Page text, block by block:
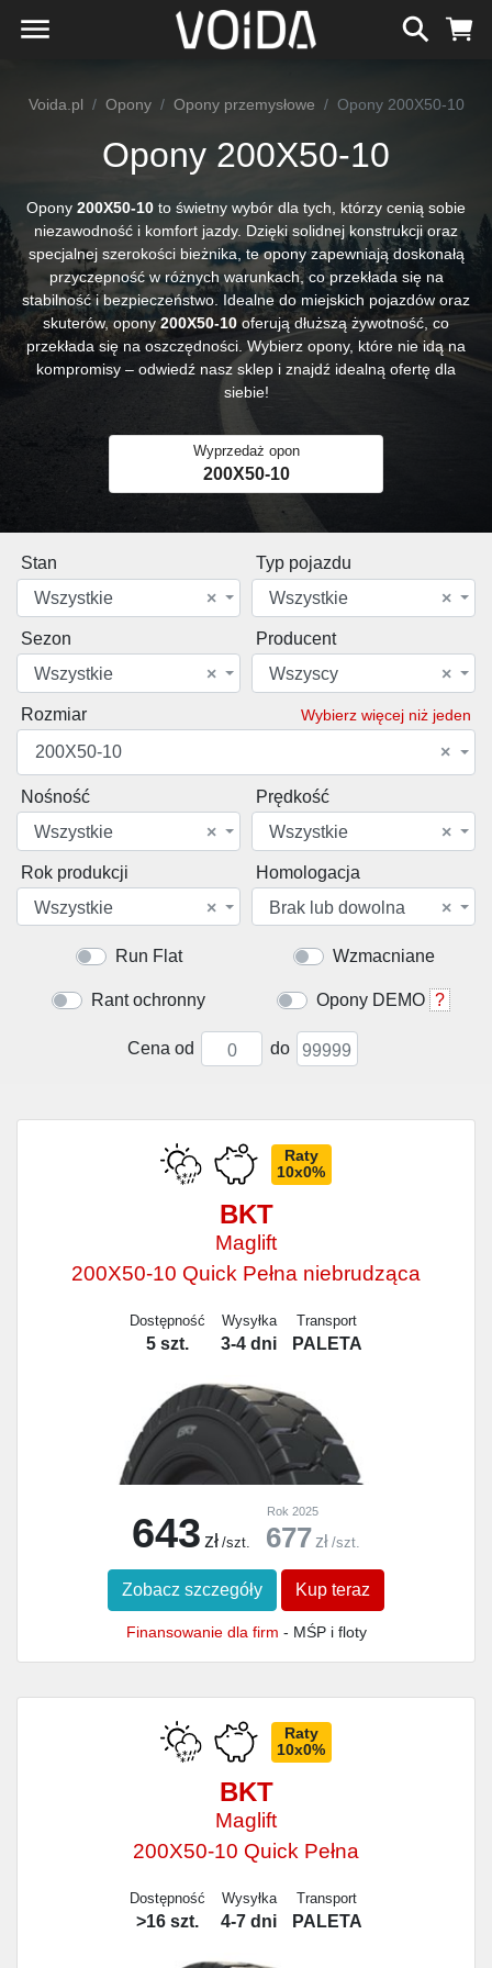
Voida.pl Opony Opony przemysłowe Opony 200X50-10
Opony 200X50-10
Opony 200X50-10 to świetny wybór dla tych, którzy cenią sobie
niezawodność i komfort jazdy. Dzięki solidnej konstrukcji oraz
specjalnej szerokości bieżnika, te opony zapewniają doskonałą
przyczepność w różnych warunkach, co przekłada się na
stabilność i bezpieczeństwo. Idealne do miejskich pojazdów oraz
skuterów, opony200X50-10 oferują dłuższą żywotność, co
przekłada się na oszczędności. Wybierz opony, które nie idą na
kompromisy – odwiedź nasz sklep i znajdź idealną ofertę dla
siebie!
Wyprzedaż opon
200X50-10
Stan
×
Wszystkie
Typ pojazdu
×
Wszystkie
Sezon
×
Wszystkie
Producent
×
Wszyscy
Rozmiar Wybierz więcej niż jeden
×
200X50-10
Nośność
×
Wszystkie
Prędkość
×
Wszystkie
Rok produkcji
×
Wszystkie
Homologacja
×
Brak lub dowolna
Run Flat Wzmacniane
Rant ochronny Opony DEMO ?
Cena od do
Raty
10x0%
BKT
Maglift
200X50-10 Quick Pełna niebrudząca
Dostępność
5 szt.
Wysyłka
3-4 dni
Transport
PALETA
643 zł /szt.
Rok 2025
677 zł /szt.
Zobacz szczegóły Kup teraz
Finansowanie dla firm - MŚP i floty
Raty
10x0%
BKT
Maglift
200X50-10 Quick Pełna
Dostępność
>16 szt.
Wysyłka
4-7 dni
Transport
PALETA